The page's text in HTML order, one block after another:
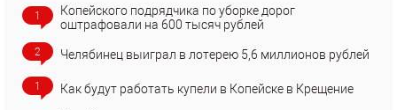
1
Копейского подрядчика по уборке дорог
оштрафовали на 600 тысяч рублей
2 Челябинец выиграл в лотерею 5,6 миллионов рублей
1 Как будут работать купели в Копейске в Крещение